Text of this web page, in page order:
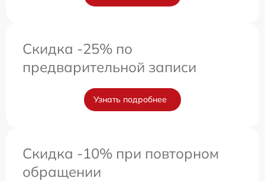
Скидка -25% по
предварительной записи
Узнать подробнее
Скидка -10% при повторном
обращении